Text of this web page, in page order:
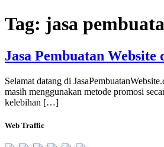
Tag: jasa
Jasa Pembuatan Website
Selamat datang di
masih menggunakan metode promosi
kelebihan […]
Web Traffic